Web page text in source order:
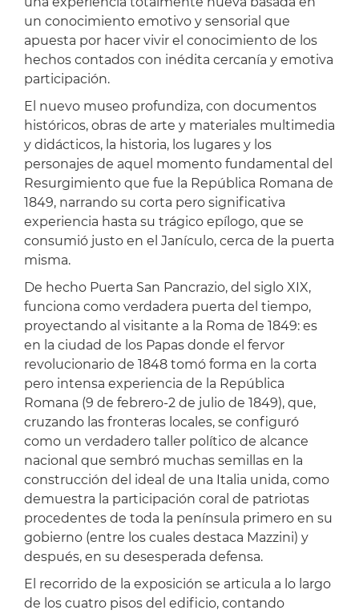
un conocimiento emotivo y sensorial que
apuesta por hacer vivir el conocimiento de los
hechos contados con inédita cercanía y emotiva
participación.
El nuevo museo profundiza, con documentos
históricos, obras de arte y materiales multimedia
y didácticos, la historia, los lugares y los
personajes de aquel momento fundamental del
Resurgimiento que fue la República Romana de
1849, narrando su corta pero significativa
experiencia hasta su trágico epílogo, que se
consumió justo en el Janículo, cerca de la puerta
misma.
De hecho Puerta San Pancrazio, del siglo XIX,
funciona como verdadera puerta del tiempo,
proyectando al visitante a la Roma de 1849: es
en la ciudad de los Papas donde el fervor
revolucionario de 1848 tomó forma en la corta
pero intensa experiencia de la República
Romana (9 de febrero-2 de julio de 1849), que,
cruzando las fronteras locales, se configuró
como un verdadero taller político de alcance
nacional que sembró muchas semillas en la
construcción del ideal de una Italia unida, como
demuestra la participación coral de patriotas
procedentes de toda la península primero en su
gobierno (entre los cuales destaca Mazzini) y
después, en su desesperada defensa.
El recorrido de la exposición se articula a lo largo
de los cuatro pisos del edificio, contando